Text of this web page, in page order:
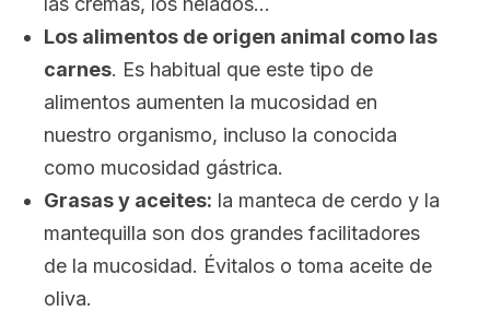
Los alimentos de origen animal como las
carnes. Es habitual que este tipo de
alimentos aumenten la mucosidad en
nuestro organismo, incluso la conocida
como mucosidad gástrica.
Grasas y aceites: la manteca de cerdo y la
mantequilla son dos grandes facilitadores
de la mucosidad. Évitalos o toma aceite de
oliva.